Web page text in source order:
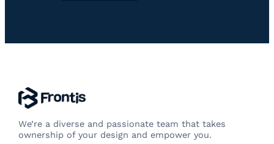
We’re a diverse and passionate team that takes
ownership of your design and empower you.